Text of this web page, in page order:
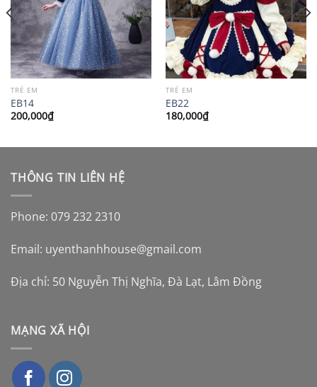
TRẺ EM
EB14
200,000₫
TRẺ EM
EB22
180,000₫
THÔNG TIN LIÊN HỆ
Phone: 079 232 2310
Email: uyenthanhhouse@gmail.com
Địa chỉ: 50 Nguyễn Thị Nghĩa, Đà Lạt, Lâm Đồng
MẠNG XÃ HỘI